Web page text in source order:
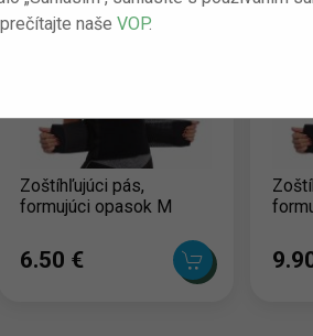
prečítajte našeVOP.
Zoštíhľujúci pás,
formujúci opasok M
6.50 ‎€